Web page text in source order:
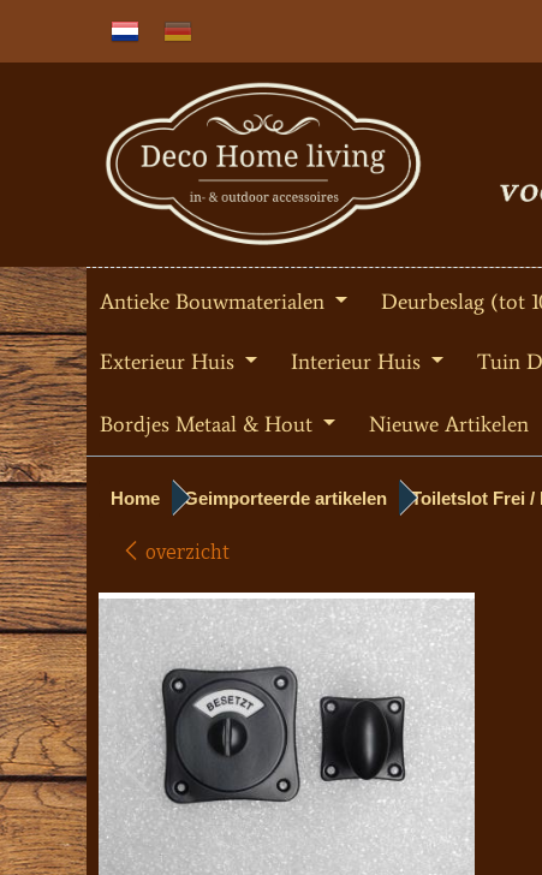
Antieke Bouwmaterialen Deurbeslag (tot
Exterieur Huis Interieur Huis Tuin
Bordjes Metaal & Hout Nieuwe Artikelen
Home Geimporteerde artikelen Toiletslot Frei /
overzicht